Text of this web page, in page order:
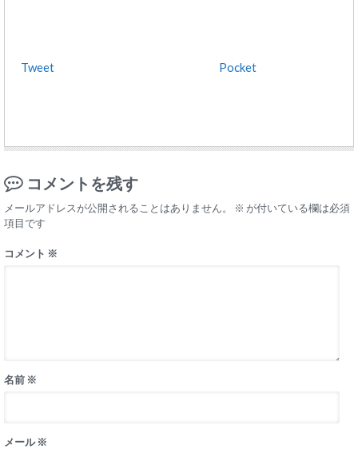
Tweet Pocket
コメントを残す
メールアドレスが公開されることはありません。 ※ が付いている欄は必須
項目です
コメント ※
名前 ※
メール※